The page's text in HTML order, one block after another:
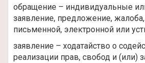
обращение – индивидуальные
заявление, предложение,
письменной, электронной или
заявление – ходатайство о
реализации прав, свобод и (или)